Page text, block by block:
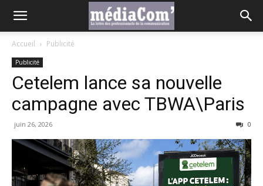
Accueil Publicité
Publicité
Cetelem lance sa nouvelle
campagne avec TBWA\Paris
juin 26, 2026 0